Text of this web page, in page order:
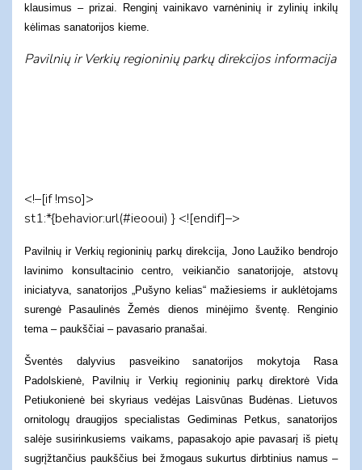
klausimus – prizai. Renginį vainikavo varnėninių ir zylinių inkilų
kėlimas sanatorijos kieme.
Pavilnių ir Verkių regioninių parkų direkcijos informacija
<!–[if !mso]>
st1:*{behavior:url(#ieooui) } <![endif]–>
Pavilnių ir Verkių regioninių parkų direkcija, Jono Laužiko bendrojo
lavinimo konsultacinio centro, veikiančio sanatorijoje, atstovų
iniciatyva, sanatorijos „Pušyno kelias“ mažiesiems ir auklėtojams
surengė Pasaulinės Žemės dienos minėjimo šventę. Renginio
tema – paukščiai – pavasario pranašai.
Šventės dalyvius pasveikino sanatorijos mokytoja Rasa
Padolskienė, Pavilnių ir Verkių regioninių parkų direktorė Vida
Petiukonienė bei skyriaus vedėjas Laisvūnas Budėnas.
Lietuvos
ornitologų draugijos specialistas Gediminas Petkus, sanatorijos
salėje susirinkusiems vaikams, papasakojo apie pavasarį iš pietų
sugrįžtančius paukščius bei žmogaus sukurtus dirbtinius namus –